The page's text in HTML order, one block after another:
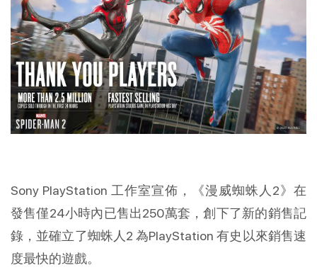
Sony PlayStation 工作室宣佈，《漫威蜘蛛人2》在
發售僅24小時內已售出250萬套，創下了新的銷售記
錄，並確立了蜘蛛人2 為PlayStation 有史以來銷售速
度最快的遊戲。